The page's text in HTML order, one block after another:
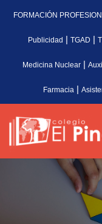
FORMACIÓN
Publicidad | TGAD |
Medicina Nuclear |
Farmacia |